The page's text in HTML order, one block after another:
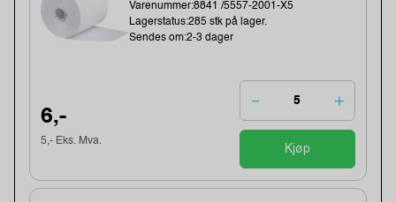
Varenummer:8841 /5557-2001-X5
Lagerstatus:285 stk på lager.
Sendes om:2-3 dager
6,-
5,- Eks. Mva.
Kjøp